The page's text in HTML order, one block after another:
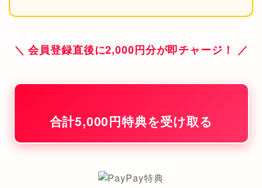
＼ 会員登録直後に2,000円分が即チャージ！ ／
合計5,000円特典を受け取る